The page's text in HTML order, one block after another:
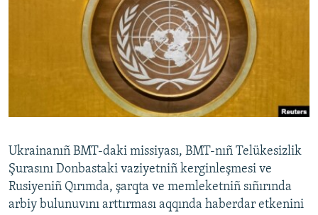
RFE/RS bütün saytları
Ukrainanıñ BMT-daki missiyası, BMT-nıñ Telükesizlik
Şurasını Donbastaki vaziyetniñ kerginleşmesi ve
Rusiyeniñ Qırımda, şarqta ve memleketniñ sıñırında
arbiy bulunuvını arttırması aqqında haberdar etkenini